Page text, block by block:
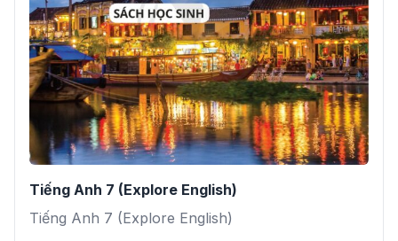
Tiếng Anh 7 (Explore English)
Tiếng Anh 7 (Explore English)